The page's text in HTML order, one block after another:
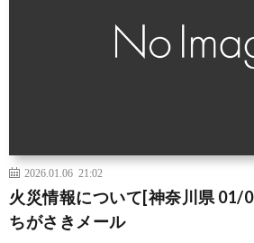
2026.01.06 21:02
火災情報について[神奈川県 01/
ちがさきメール